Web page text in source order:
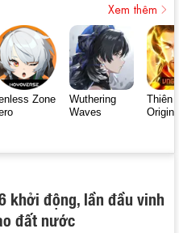
Xem thêm
Zone
Wuthering
Waves
Thiên
Origin
khởi động, lần đầu vinh
đất nước